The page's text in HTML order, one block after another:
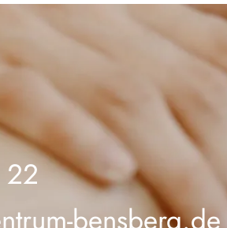
bensberg.de